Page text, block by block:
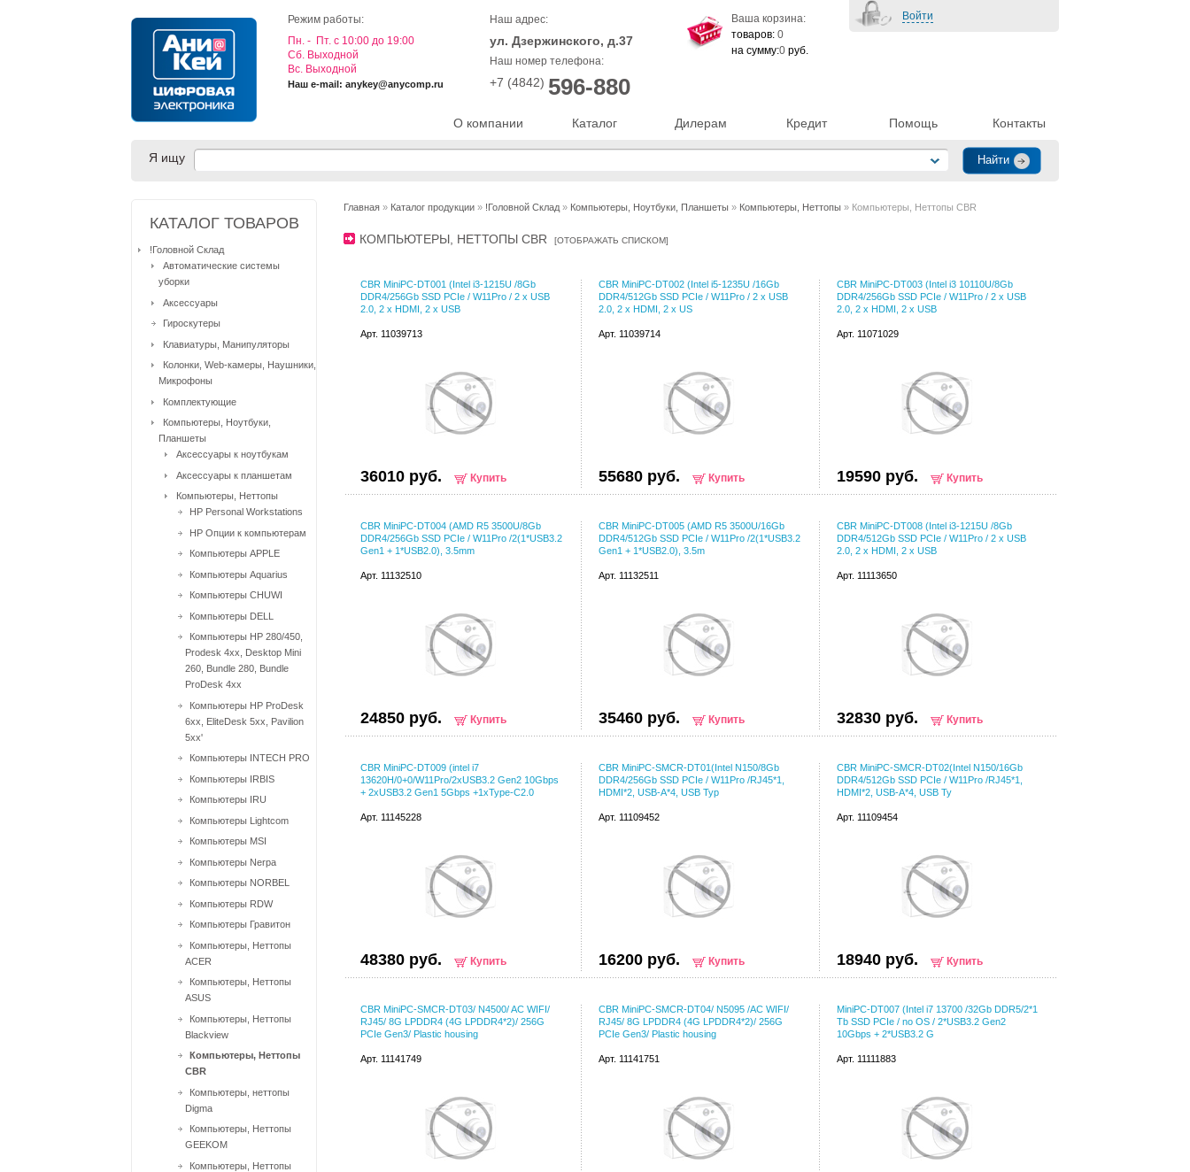
О компании Каталог Дилерам Кредит Помощь Контакты
Режим работы:
Пн. - Пт. с 10:00 до 19:00
Cб. Выходной
Вс. Выходной
Наш e-mail: anykey@anycomp.ru
Наш адрес:
ул. Дзержинского, д.37
Наш номер телефона:
+7 (4842) 596-880
Войти
Ваша корзина:
товаров: 0
на сумму:0 руб.
Я ищу
Главная » Каталог продукции » !Головной Склад » Компьютеры, Ноутбуки, Планшеты » Компьютеры, Неттопы » Компьютеры, Неттопы CBR
КОМПЬЮТЕРЫ, НЕТТОПЫ CBR [ОТОБРАЖАТЬ СПИСКОМ]
CBR MiniPC-DT001 (Intel i3-1215U /8Gb
DDR4/256Gb SSD PCIe / W11Pro / 2 х USB
2.0, 2 х HDMI, 2 х USB
Арт. 11039713
36010 руб. Купить
CBR MiniPC-DT002 (Intel i5-1235U /16Gb
DDR4/512Gb SSD PCIe / W11Pro / 2 х USB
2.0, 2 х HDMI, 2 х US
Арт. 11039714
55680 руб. Купить
CBR MiniPC-DT003 (Intel i3 10110U/8Gb
DDR4/256Gb SSD PCIe / W11Pro / 2 х USB
2.0, 2 х HDMI, 2 х USB
Арт. 11071029
19590 руб. Купить
CBR MiniPC-DT004 (AMD R5 3500U/8Gb
DDR4/256Gb SSD PCIe / W11Pro /2(1*USB3.2
Gen1 + 1*USB2.0), 3.5mm
Арт. 11132510
24850 руб. Купить
CBR MiniPC-DT005 (AMD R5 3500U/16Gb
DDR4/512Gb SSD PCIe / W11Pro /2(1*USB3.2
Gen1 + 1*USB2.0), 3.5m
Арт. 11132511
35460 руб. Купить
CBR MiniPC-DT008 (Intel i3-1215U /8Gb
DDR4/512Gb SSD PCIe / W11Pro / 2 х USB
2.0, 2 х HDMI, 2 х USB
Арт. 11113650
32830 руб. Купить
CBR MiniPC-DT009 (intel i7
13620H/0+0/W11Pro/2xUSB3.2 Gen2 10Gbps
+ 2xUSB3.2 Gen1 5Gbps +1xType-C2.0
Арт. 11145228
48380 руб. Купить
CBR MiniPC-SMCR-DT01(Intel N150/8Gb
DDR4/256Gb SSD PCIe / W11Pro /RJ45*1,
HDMI*2, USB-A*4, USB Typ
Арт. 11109452
16200 руб. Купить
CBR MiniPC-SMCR-DT02(Intel N150/16Gb
DDR4/512Gb SSD PCIe / W11Pro /RJ45*1,
HDMI*2, USB-A*4, USB Ty
Арт. 11109454
18940 руб. Купить
CBR MiniPC-SMCR-DT03/ N4500/ AC WIFI/
RJ45/ 8G LPDDR4 (4G LPDDR4*2)/ 256G
PCIe Gen3/ Plastic housing
Арт. 11141749
CBR MiniPC-SMCR-DT04/ N5095 /AC WIFI/
RJ45/ 8G LPDDR4 (4G LPDDR4*2)/ 256G
PCIe Gen3/ Plastic housing
Арт. 11141751
MiniPC-DT007 (Intel i7 13700 /32Gb DDR5/2*1
Tb SSD PCIe / no OS / 2*USB3.2 Gen2
10Gbps + 2*USB3.2 G
Арт. 11111883
КАТАЛОГ ТОВАРОВ
!Головной Склад
Автоматические системы
уборки
Аксессуары
Гироскутеры
Клавиатуры, Манипуляторы
Колонки, Web-камеры, Наушники,
Микрофоны
Комплектующие
Компьютеры, Ноутбуки,
Планшеты
Аксессуары к ноутбукам
Аксессуары к планшетам
Компьютеры, Неттопы
HP Personal Workstations
HP Опции к компьютерам
Компьютеры APPLE
Компьютеры Aquarius
Компьютеры CHUWI
Компьютеры DELL
Компьютеры HP 280/450,
Prodesk 4xx, Desktop Mini
260, Bundle 280, Bundle
ProDesk 4xx
Компьютеры HP ProDesk
6xx, EliteDesk 5xx, Pavilion
5xx'
Компьютеры INTECH PRO
Компьютеры IRBIS
Компьютеры IRU
Компьютеры Lightcom
Компьютеры MSI
Компьютеры Nerpa
Компьютеры NORBEL
Компьютеры RDW
Компьютеры Гравитон
Компьютеры, Неттопы
ACER
Компьютеры, Неттопы
ASUS
Компьютеры, Неттопы
Blackview
Компьютеры, Неттопы
CBR
Компьютеры, неттопы
Digma
Компьютеры, Неттопы
GEEKOM
Компьютеры, Неттопы